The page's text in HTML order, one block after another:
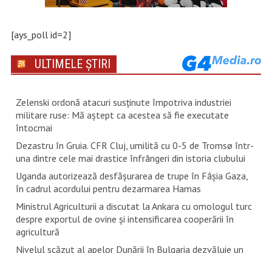
[ays_poll id=2]
ULTIMELE ȘTIRI
Zelenski ordonă atacuri susţinute împotriva industriei
militare ruse: Mă aştept ca acestea să fie executate
întocmai
Dezastru în Gruia. CFR Cluj, umilită cu 0-5 de Tromsø într-
una dintre cele mai drastice înfrângeri din istoria clubului
Uganda autorizează desfăşurarea de trupe în Fâşia Gaza,
în cadrul acordului pentru dezarmarea Hamas
Ministrul Agriculturii a discutat la Ankara cu omologul turc
despre exportul de ovine și intensificarea cooperării în
agricultură
Nivelul scăzut al apelor Dunării în Bulgaria dezvăluie un